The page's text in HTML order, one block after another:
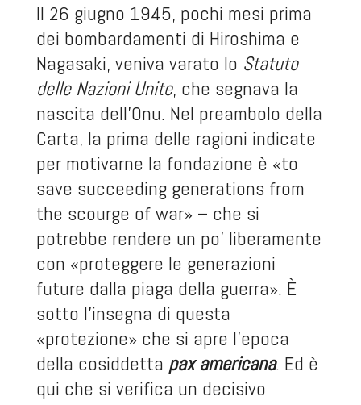
Il 26 giugno 1945, pochi mesi prima
dei bombardamenti di Hiroshima e
Nagasaki, veniva varato lo Statuto
delle Nazioni Unite, che segnava la
nascita dell’Onu. Nel preambolo della
Carta, la prima delle ragioni indicate
per motivarne la fondazione è «to
save succeeding generations from
the scourge of war» – che si
potrebbe rendere un po’ liberamente
con «proteggere le generazioni
future dalla piaga della guerra». È
sotto l’insegna di questa
«protezione» che si apre l’epoca
della cosiddetta pax americana. Ed è
qui che si verifica un decisivo